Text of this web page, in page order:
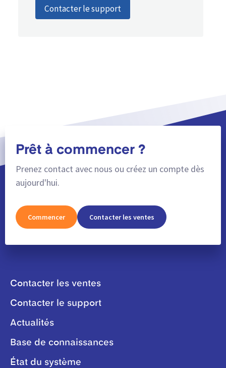
Contacter le support
Prêt à commencer ?
Prenez contact avec nous ou créez un compte dès
aujourd'hui.
Commencer Contacter les ventes
Contacter les ventes
Contacter le support
Actualités
Base de connaissances
État du système